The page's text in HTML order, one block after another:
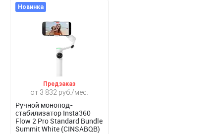
от 3 832 руб./мес.
Новинка
Предзаказ
Ручной монопод-
стабилизатор Insta360
Flow 2 Pro Standard Bundle
Summit White (CINSABQB)